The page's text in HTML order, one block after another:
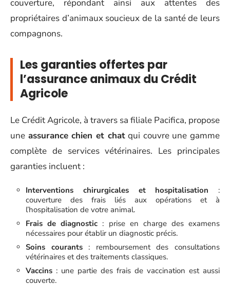
couverture, répondant ainsi aux attentes des
propriétaires d’animaux soucieux de la santé de leurs
compagnons.
Les garanties offertes par
l’assurance animaux du Crédit
Agricole
Le Crédit Agricole, à travers sa filiale Pacifica, propose
une assurance chien et chatqui couvre une gamme
complète de services vétérinaires. Les principales
garanties incluent :
Interventions chirurgicales et hospitalisation :
couverture des frais liés aux opérations et à
l’hospitalisation de votre animal.
Frais de diagnostic : prise en charge des examens
nécessaires pour établir un diagnostic précis.
Soins courants: remboursement des consultations
vétérinaires et des traitements classiques.
Vaccins : une partie des frais de vaccination est aussi
couverte.